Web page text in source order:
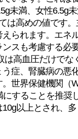
未満、女性6.5g
は高めの値です
られます。エネ
スも考慮する必
は高血圧だけでな
症、腎臓病の悪
世界保健機関（
することを推奨
以上とされ、